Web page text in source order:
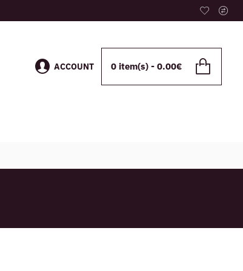
ACCOUNT 0 item(s) - 0.00€